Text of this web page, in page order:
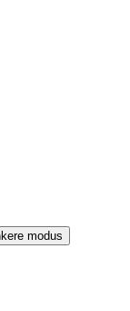
modus